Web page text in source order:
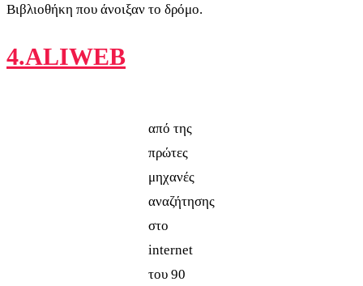
Βιβλιοθήκη που άνοιξαν το δρόμο.
4.ALIWEB
από της
πρώτες
μηχανές
αναζήτησης
στο
internet
του 90